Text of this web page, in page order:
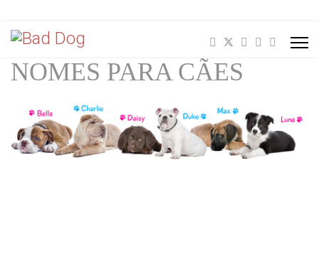
NOMES PARA CÃES